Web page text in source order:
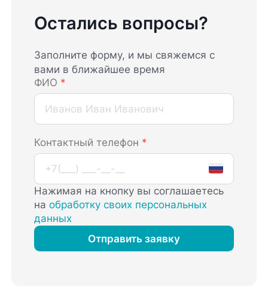
Остались вопросы?
Заполните форму, и мы свяжемся с
вами в ближайшее время
ФИО *
Контактный телефон *
Нажимая на кнопку вы соглашаетесь
наобработку своих персональных
данных
Отправить заявку